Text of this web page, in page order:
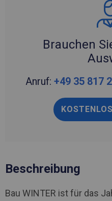
Brauchen
Anruf: +49 35 817
Beschreibung
Bau WINTER ist für das